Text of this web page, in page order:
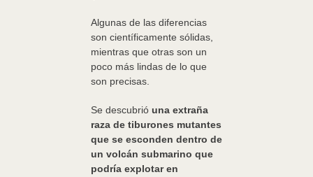
Algunas de las diferencias
son científicamente sólidas,
mientras que otras son un
poco más lindas de lo que
son precisas.
Se descubrió una extraña
raza de tiburones mutantes
que se esconden dentro de
un volcán submarino que
podría explotar en